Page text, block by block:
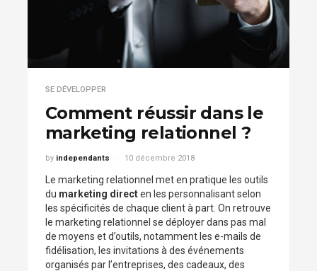
SE DÉVELOPPER
Comment réussir dans le
marketing relationnel ?
by independants 10 décembre 2018
Le marketing relationnel met en pratique les outils
du marketing directen les personnalisant selon
les spécificités de chaque client à part. On retrouve
le marketing relationnel se déployer dans pas mal
de moyens et d’outils, notamment les e-mails de
fidélisation, les invitations à des événements
organisés par l’entreprises, des cadeaux, des